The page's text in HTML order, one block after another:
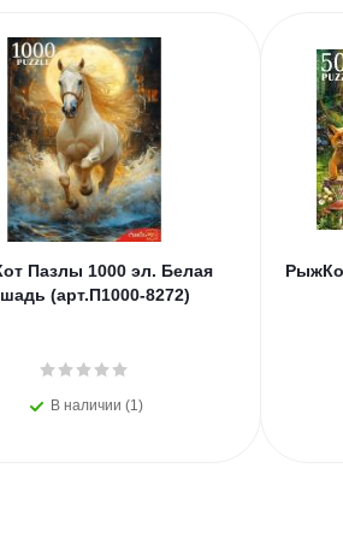
Пазлы 1000 эл. Белая
(арт.П1000-8272)
В наличии (1)